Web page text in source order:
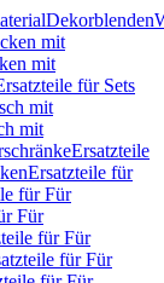
Dekorblenden
mit
mit
für Sets
mit
mit
Ersatzteile
Ersatzteile für
für Für
Für
für Für
für Für